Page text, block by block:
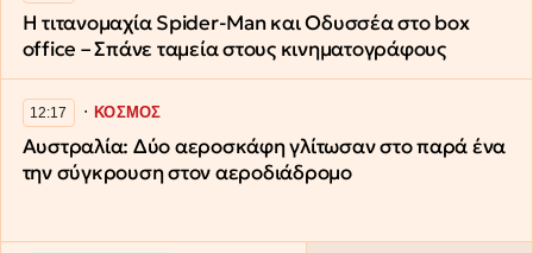
Η τιτανομαχία Spider-Man και Οδυσσέα στο box
office – Σπάνε ταμεία στους κινηματογράφους
12:17 ∙ΚΟΣΜΟΣ
Αυστραλία: Δύο αεροσκάφη γλίτωσαν στο παρά ένα
την σύγκρουση στον αεροδιάδρομο